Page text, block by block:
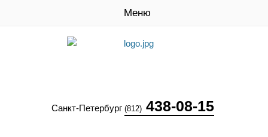
Меню
Санкт-Петербург (812) 438-08-15